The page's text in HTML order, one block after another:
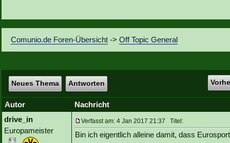
Vereinsfragen
Comunio.de Foren-Übersicht ->Off Topic General
Neues Thema Antworten
Autor
Nachricht
drive_in
Europameister
Verfasst am: 4 Jan 2017 21:37 Titel:
Bin ich eigentlich alleine damit, dass